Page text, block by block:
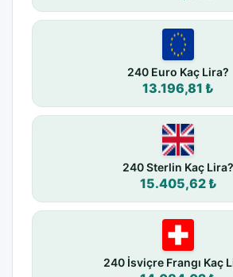
240 Euro Kaç Lira?
13.196,81 ₺
240 Sterlin Kaç Lira?
15.405,62 ₺
240 İsviçre Frangı Kaç